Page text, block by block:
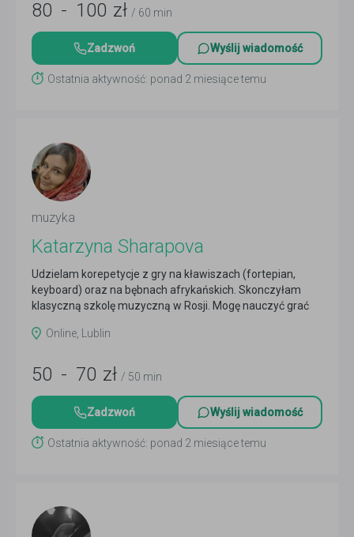
80 - 100 zł / 60 min
Zadzwoń Wyślij wiadomość
Ostatnia aktywność: ponad 2 miesiące temu
muzyka
Katarzyna Sharapova
Udzielam korepetycje z gry na kławiszach (fortepian,
keyboard) oraz na bębnach afrykańskich. Skonczyłam
klasyczną szkolę muzyczną w Rosji. Mogę nauczyć grać
Online, Lublin
50 - 70 zł / 50 min
Zadzwoń Wyślij wiadomość
Ostatnia aktywność: ponad 2 miesiące temu